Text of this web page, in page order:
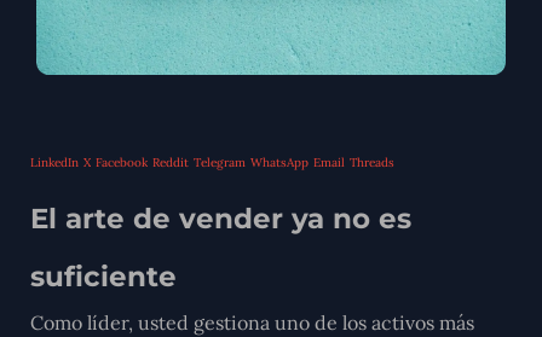
LinkedIn X Facebook Reddit Telegram WhatsApp Email Threads
El arte de vender ya no es
suficiente
Como líder, usted gestiona uno de los activos más